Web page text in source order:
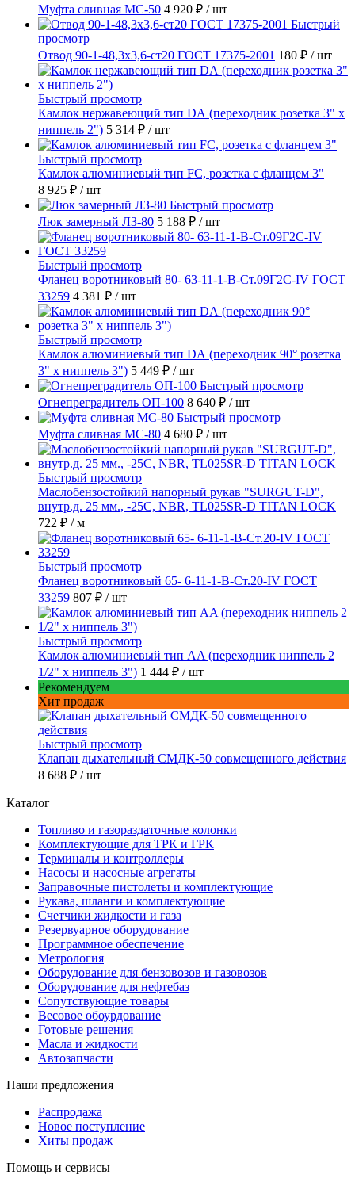
Муфта сливная МС-50 4 920 ₽ / шт
Быстрый
просмотр
Отвод 90-1-48,3х3,6-ст20 ГОСТ 17375-2001 180 ₽ / шт
Быстрый просмотр
Камлок нержавеющий тип DА (переходник розетка 3" х
ниппель 2") 5 314 ₽ / шт
Быстрый просмотр
Камлок алюминиевый тип FC, розетка с фланцем 3"
8 925 ₽ / шт
Быстрый просмотр
Люк замерный ЛЗ-80 5 188 ₽ / шт
Быстрый просмотр
Фланец воротниковый 80- 63-11-1-B-Ст.09Г2С-IV ГОСТ
33259 4 381 ₽ / шт
Быстрый просмотр
Камлок алюминиевый тип DА (переходник 90° розетка
3" х ниппель 3") 5 449 ₽ / шт
Быстрый просмотр
Огнепреградитель ОП-100 8 640 ₽ / шт
Быстрый просмотр
Муфта сливная МС-80 4 680 ₽ / шт
Быстрый просмотр
Маслобензостойкий напорный рукав "SURGUT-D",
внутр.д. 25 мм., -25C, NBR, TL025SR-D TITAN LOCK
722 ₽ / м
Быстрый просмотр
Фланец воротниковый 65- 6-11-1-B-Ст.20-IV ГОСТ
33259 807 ₽ / шт
Быстрый просмотр
Камлок алюминиевый тип AA (переходник ниппель 2
1/2" х ниппель 3") 1 444 ₽ / шт
Рекомендуем
Хит продаж
Быстрый просмотр
Клапан дыхательный СМДК-50 совмещенного действия
8 688 ₽ / шт
Каталог
Топливо и газораздаточные колонки
Комплектующие для ТРК и ГРК
Терминалы и контроллеры
Насосы и насосные агрегаты
Заправочные пистолеты и комплектующие
Рукава, шланги и комплектующие
Счетчики жидкости и газа
Резервуарное оборудование
Программное обеспечение
Метрология
Оборудование для бензовозов и газовозов
Оборудование для нефтебаз
Сопутствующие товары
Весовое обоурдование
Готовые решения
Масла и жидкости
Автозапчасти
Наши предложения
Распродажа
Новое поступление
Хиты продаж
Помощь и сервисы